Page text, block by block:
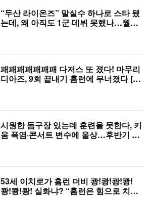
“두산 라이온즈” 말실수 하나로 스타 됐
는데, 왜 아직도 1군 데뷔 못했나…월간
패패패패패패패 다저스 또 졌다! 마무리
디아즈, 9회 끝내기 홈런에 무너졌다 [L
시원한 돔구장 있는데 훈련을 못한다, 키
움 폭염·콘서트 변수에 울상…후반기 상
53세 이치로가 홈런 더비 쾅!쾅!쾅!쾅!
쾅!쾅!쾅! 실화냐? “홈런은 힘으로 치는